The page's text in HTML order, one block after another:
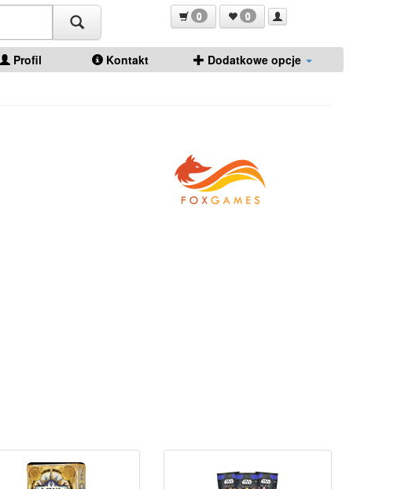
0 0
Profil Kontakt Dodatkowe opcje